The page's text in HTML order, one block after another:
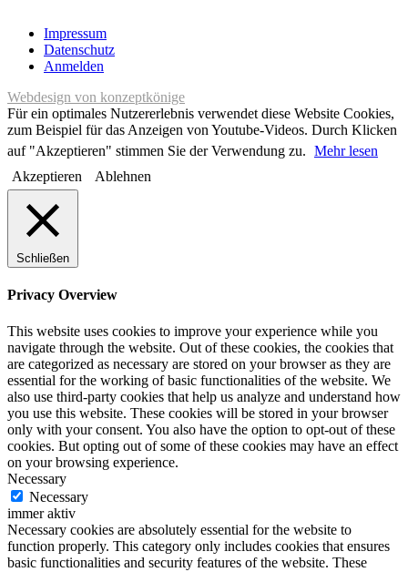
Impressum
Datenschutz
Anmelden
Webdesign von konzeptkönige
Für ein optimales Nutzererlebnis verwendet diese Website Cookies,
zum Beispiel für das Anzeigen von Youtube-Videos. Durch Klicken
auf "Akzeptieren" stimmen Sie der Verwendung zu. Mehr lesen
Akzeptieren
Ablehnen
Schließen
Privacy Overview
This website uses cookies to improve your experience while you
navigate through the website. Out of these cookies, the cookies that
are categorized as necessary are stored on your browser as they are
essential for the working of basic functionalities of the website. We
also use third-party cookies that help us analyze and understand how
you use this website. These cookies will be stored in your browser
only with your consent. You also have the option to opt-out of these
cookies. But opting out of some of these cookies may have an effect
on your browsing experience.
Necessary
Necessary
immer aktiv
Necessary cookies are absolutely essential for the website to
function properly. This category only includes cookies that ensures
basic functionalities and security features of the website. These